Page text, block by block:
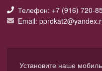
Телефон: +7 (916) 720-
Email:
Установите наше